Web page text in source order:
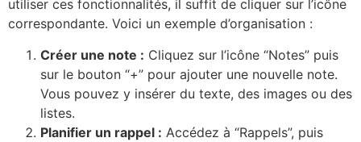
utiliser ces fonctionnalités, il suffit de cliquer sur l’icône
correspondante. Voici un exemple d’organisation :
Créer une note : Cliquez sur l’icône “Notes” puis
sur le bouton “+” pour ajouter une nouvelle note.
Vous pouvez y insérer du texte, des images ou des
listes.
Planifier un rappel : Accédez à “Rappels”, puis